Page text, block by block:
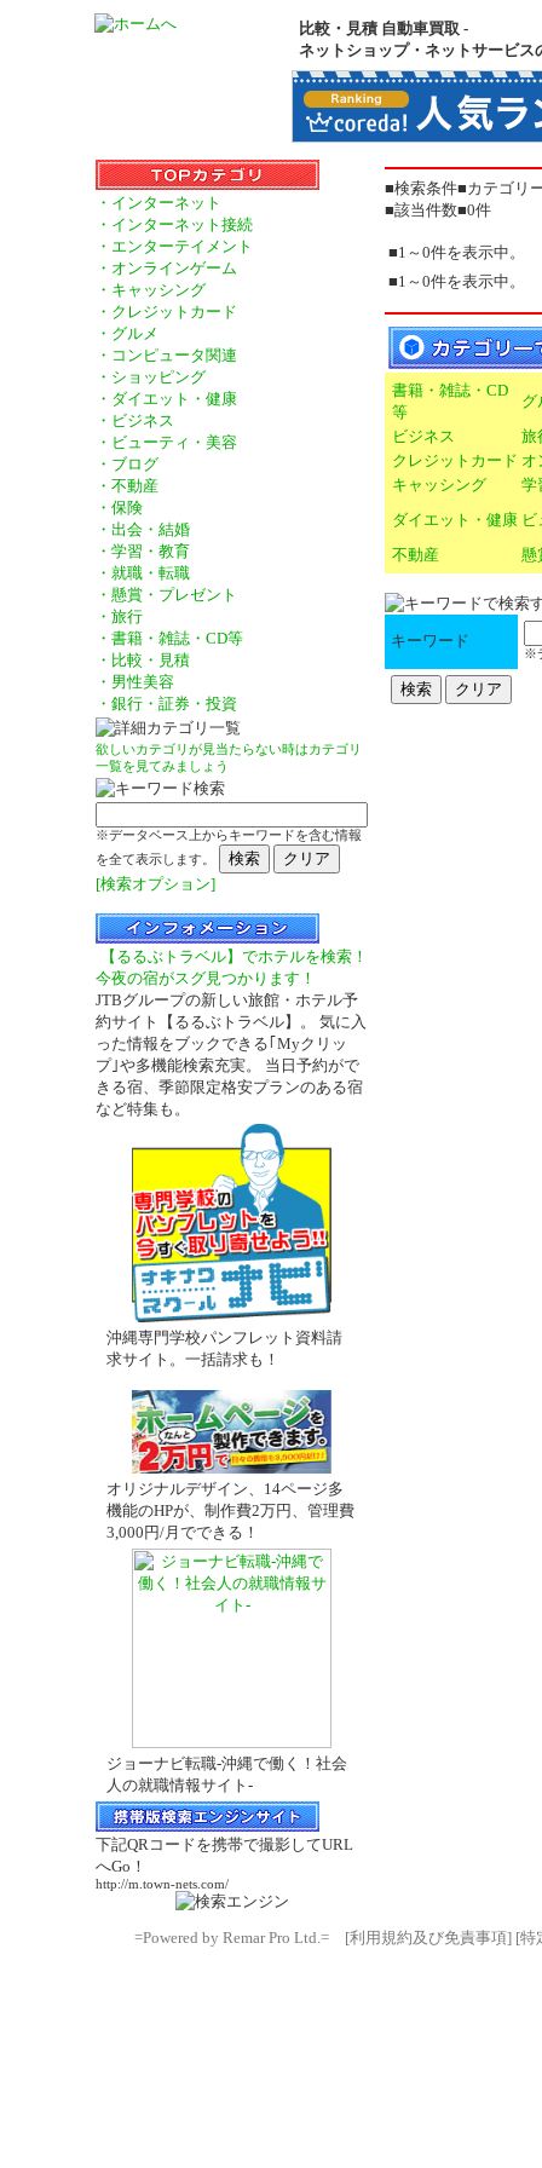
比較・見積 自動車買取 -
ネットショップ・ネットサービス
・インターネット
・インターネット接続
・エンターテイメント
・オンラインゲーム
・キャッシング
・クレジットカード
・グルメ
・コンピュータ関連
・ショッピング
・ダイエット・健康
・ビジネス
・ビューティ・美容
・ブログ
・不動産
・保険
・出会・結婚
・学習・教育
・就職・転職
・懸賞・プレゼント
・旅行
・書籍・雑誌・CD等
・比較・見積
・男性美容
・銀行・証券・投資
欲しいカテゴリが見当たらない時はカテゴリ
一覧を見てみましょう
※データベース上からキーワードを含む情報
を全て表示します。
[検索オプション]
【るるぶトラベル】でホテルを検索！
今夜の宿がスグ見つかります！
JTBグループの新しい旅館・ホテル予
約サイト【るるぶトラベル】。 気に入
った情報をブックできる｢Myクリッ
プ｣や多機能検索充実。 当日予約がで
きる宿、季節限定格安プランのある宿
など特集も。
沖縄専門学校パンフレット資料請
求サイト。一括請求も！
オリジナルデザイン、14ページ多
機能のHPが、制作費2万円、管理費
3,000円/月でできる！
ジョーナビ転職-沖縄で働く！社会
人の就職情報サイト-
下記QRコードを携帯で撮影してURL
へGo！
http://m.town-nets.com/
■検索条件■カテ
■該当件数■0件
■1～0件を表示中。
■1～0件を表示中。
書籍・雑誌・CD
等
グ
ビジネス
旅
クレジットカード オ
キャッシング
学
ダイエット・健康
不動産
懸
キーワード
※
=Powered by Remar Pro Ltd.= [利用規約及び免責事項] [特